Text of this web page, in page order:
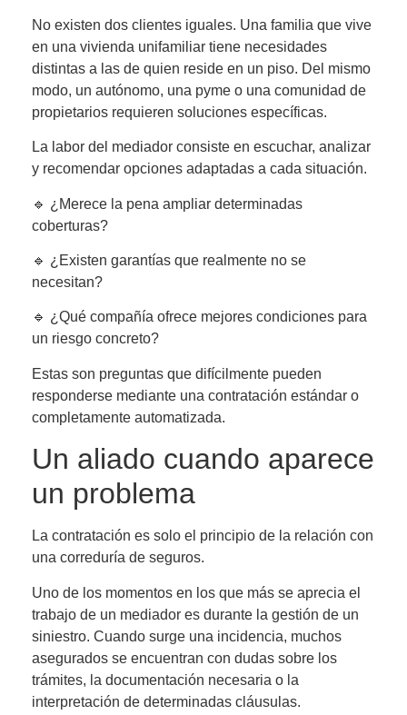
No existen dos clientes iguales. Una familia que vive
en una vivienda unifamiliar tiene necesidades
distintas a las de quien reside en un piso. Del mismo
modo, un autónomo, una pyme o una comunidad de
propietarios requieren soluciones específicas.
La labor del mediador consiste en escuchar, analizar
y recomendar opciones adaptadas a cada situación.
🔹 ¿Merece la pena ampliar determinadas
coberturas?
🔹 ¿Existen garantías que realmente no se
necesitan?
🔹 ¿Qué compañía ofrece mejores condiciones para
un riesgo concreto?
Estas son preguntas que difícilmente pueden
responderse mediante una contratación estándar o
completamente automatizada.
Un aliado cuando aparece
un problema
La contratación es solo el principio de la relación con
una correduría de seguros.
Uno de los momentos en los que más se aprecia el
trabajo de un mediador es durante la gestión de un
siniestro. Cuando surge una incidencia, muchos
asegurados se encuentran con dudas sobre los
trámites, la documentación necesaria o la
interpretación de determinadas cláusulas.